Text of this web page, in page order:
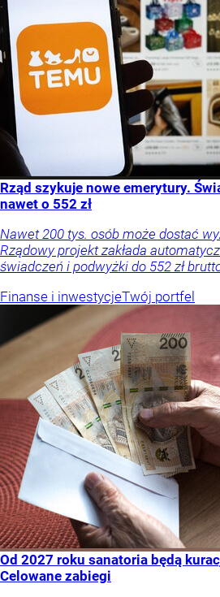
Rząd szykuje nowe emerytury.
nawet o 552 zł
Nawet 200 tys. osób może dostać
Rządowy projekt zakłada
świadczeń i podwyżki do 552 zł
Finanse i inwestycjeTwój portfel
Od 2027 roku sanatoria będą
Celowane zabiegi